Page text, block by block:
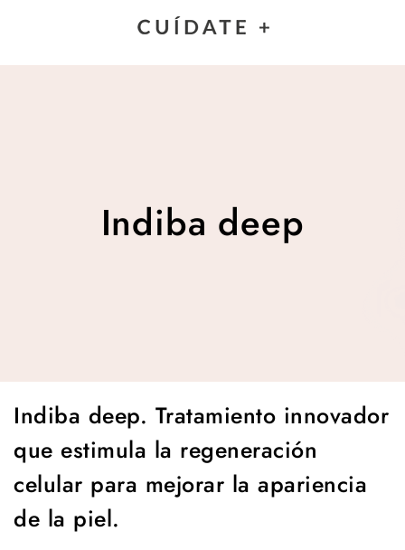
Indiba deep
Indiba deep. Tratamiento innovador
que estimula la regeneración
celular para mejorar la apariencia
de la piel.